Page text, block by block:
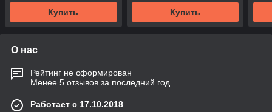
Купить Купить
О нас
Рейтинг не сформирован
Менее 5 отзывов за последний год
Работает с 17.10.2018